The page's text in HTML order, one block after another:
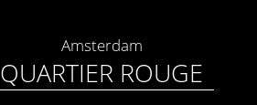
Amsterdam
QUARTIER ROUGE